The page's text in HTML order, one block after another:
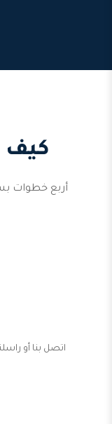
كيف
أربع خطوات
اتصل بنا أو